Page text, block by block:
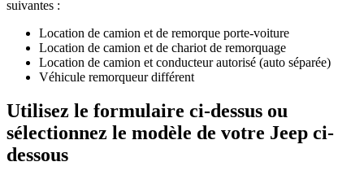
suivantes :
Location de camion et de remorque porte-voiture
Location de camion et de chariot de remorquage
Location de camion et conducteur autorisé (auto séparée)
Véhicule remorqueur différent
Utilisez le formulaire ci-dessus ou
sélectionnez le modèle de votre Jeep ci-
dessous